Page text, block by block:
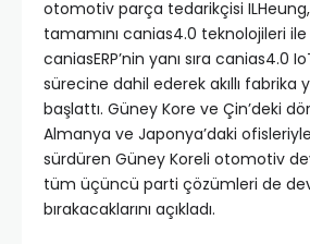
otomotiv parça tedarikçisi
tamamını canias4.0 teknolojileri
caniasERP’nin yanı sıra canias4.0
sürecine dahil ederek akıllı fabrika
başlattı. Güney Kore ve Çin’deki
Almanya ve Japonya’daki
sürdüren Güney Koreli otomotiv
tüm üçüncü parti çözümleri de
bırakacaklarını açıkladı.